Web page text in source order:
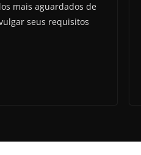
mais aguardados de
seus requisitos